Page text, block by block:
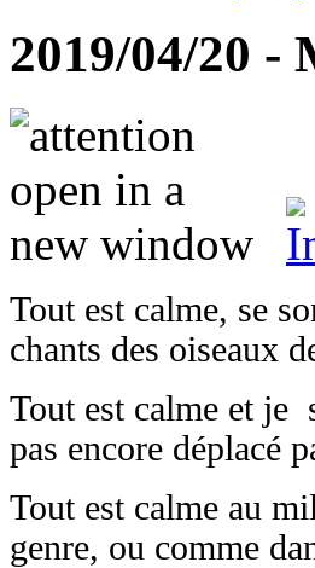
2019/04/20 -
Tout est calme, se
chants des oiseaux
Tout est calme et je
pas encore déplacé
Tout est calme au
genre, ou comme